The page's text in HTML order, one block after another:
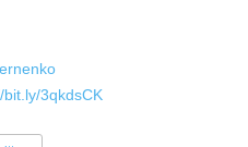
bit.ly/3qkdsCK